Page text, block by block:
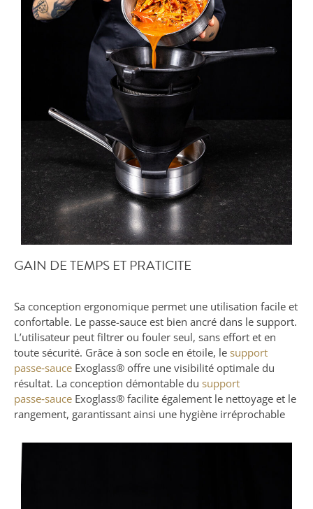
GAIN DE TEMPS ET PRATICITE
Sa conception ergonomique permet une utilisation facile et
confortable. Le passe-sauce est bien ancré dans le support.
L’utilisateur peut filtrer ou fouler seul, sans effort et en
toute sécurité. Grâce à son socle en étoile, le support
passe‑sauce Exoglass® offre une visibilité optimale du
résultat. La conception démontable du support
passe‑sauce Exoglass® facilite également le nettoyage et le
rangement, garantissant ainsi une hygiène irréprochable